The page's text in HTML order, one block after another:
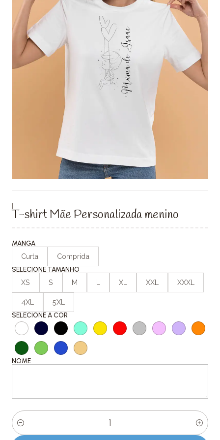
|
T-shirt Mãe Personalizada menino
MANGA
Curta Comprida
SELECIONE TAMANHO
XS S M L XL XXL XXXL
4XL 5XL
SELECIONE A COR
NOME
Quantity